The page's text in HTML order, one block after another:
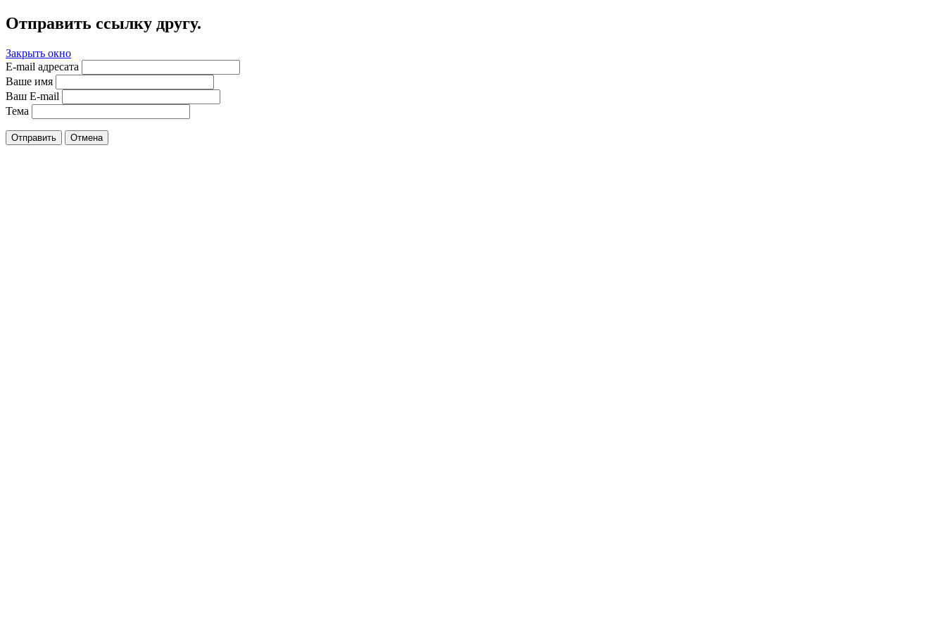
Отправить ссылку другу.
Закрыть окно
E-mail адресата
Ваше имя
Ваш E-mail
Тема
Отправить Отмена